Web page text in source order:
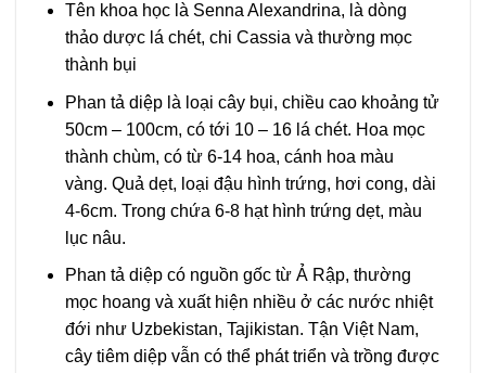
Tên khoa học là Senna Alexandrina, là dòng
thảo dược lá chét, chi Cassia và thường mọc
thành bụi
Phan tả diệp là loại cây bụi, chiều cao khoảng tử
50cm – 100cm, có tới 10 – 16 lá chét. Hoa mọc
thành chùm, có từ 6-14 hoa, cánh hoa màu
vàng. Quả dẹt, loại đậu hình trứng, hơi cong, dài
4-6cm. Trong chứa 6-8 hạt hình trứng dẹt, màu
lục nâu.
Phan tả diệp có nguồn gốc từ Ả Rập, thường
mọc hoang và xuất hiện nhiều ở các nước nhiệt
đới như Uzbekistan, Tajikistan. Tận Việt Nam,
cây tiêm diệp vẫn có thể phát triển và trồng được